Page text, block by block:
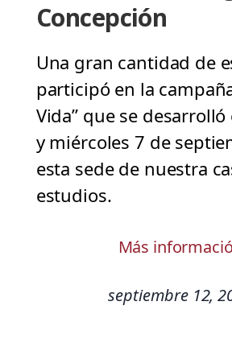
Concepción
Una gran cantidad de
participó en la
Vida” que se
y miércoles 7 de
esta sede de nuestra
estudios.
Más
septiembre 12,